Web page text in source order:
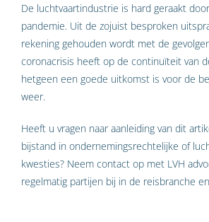
De luchtvaartindustrie is hard geraakt
pandemie. Uit de zojuist besproken
rekening gehouden wordt met de
coronacrisis heeft op de continuïteit van
hetgeen een goede uitkomst is voor de
weer.
Heeft u vragen naar aanleiding van dit
bijstand in ondernemingsrechtelijke of
kwesties? Neem contact op met LVH
regelmatig partijen bij in de reisbranche